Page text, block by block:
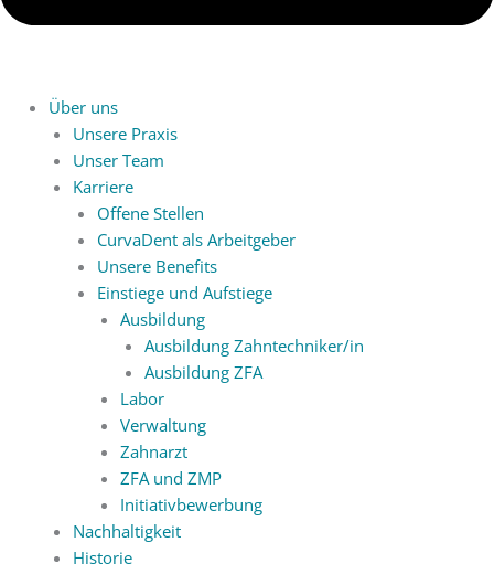
Über uns
Unsere Praxis
Unser Team
Karriere
Offene Stellen
CurvaDent als Arbeitgeber
Unsere Benefits
Einstiege und Aufstiege
Ausbildung
Ausbildung Zahntechniker/in
Ausbildung ZFA
Labor
Verwaltung
Zahnarzt
ZFA und ZMP
Initiativbewerbung
Nachhaltigkeit
Historie